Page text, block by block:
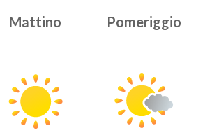
Mattino Pomeriggio